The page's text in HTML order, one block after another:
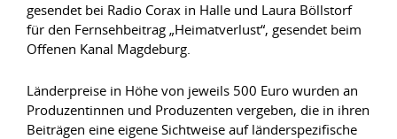
gesendet bei Radio Corax in Halle und Laura Böllstorf
für den Fernsehbeitrag „Heimatverlust“, gesendet beim
Offenen Kanal Magdeburg.
Länderpreise in Höhe von jeweils 500 Euro wurden an
Produzentinnen und Produzenten vergeben, die in ihren
Beiträgen eine eigene Sichtweise auf länderspezifische